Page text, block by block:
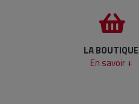
LA BOUTIQUE
En savoir +